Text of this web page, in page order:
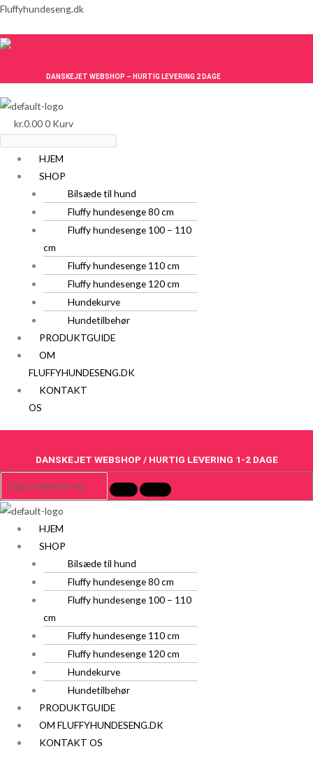
Gå
indholdet
Fluffyhundeseng.dk
DANSKEJET WEBSHOP – HURTIG LEVERING 2 DAGE
kr.0.000 Kurv
Menu
HJEM
SHOP
Bilsæde til hund
Fluffy hundesenge 80 cm
Fluffy hundesenge 100 – 110
cm
Fluffy hundesenge 110 cm
Fluffy hundesenge 120 cm
Hundekurve
Hundetilbehør
PRODUKTGUIDE
OM
FLUFFYHUNDESENG.DK
KONTAKT
OS
DANSKEJET WEBSHOP / HURTIG LEVERING 1-2 DAGE
Menu
HJEM
SHOP
Bilsæde til hund
Fluffy hundesenge 80 cm
Fluffy hundesenge 100 – 110
cm
Fluffy hundesenge 110 cm
Fluffy hundesenge 120 cm
Hundekurve
Hundetilbehør
PRODUKTGUIDE
OM FLUFFYHUNDESENG.DK
KONTAKT OS